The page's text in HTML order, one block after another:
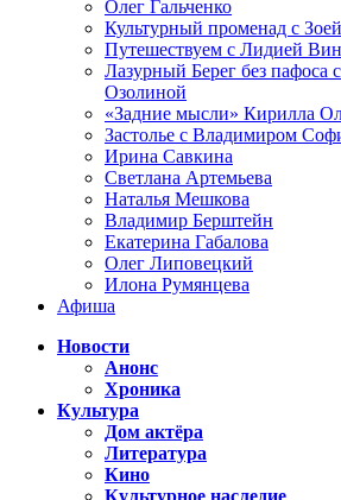
Олег Гальченко
Культурный променад с
Путешествуем с Лидией
Лазурный Берег без пафоса
Озолиной
«Задние мысли» Кирилла
Застолье с Владимиром
Ирина Савкина
Светлана Артемьева
Наталья Мешкова
Владимир Берштейн
Екатерина Габалова
Олег Липовецкий
Илона Румянцева
Афиша
Новости
Анонс
Хроника
Культура
Дом актёра
Литература
Кино